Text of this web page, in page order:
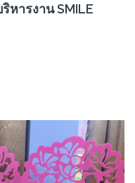
หารงาน SMILE